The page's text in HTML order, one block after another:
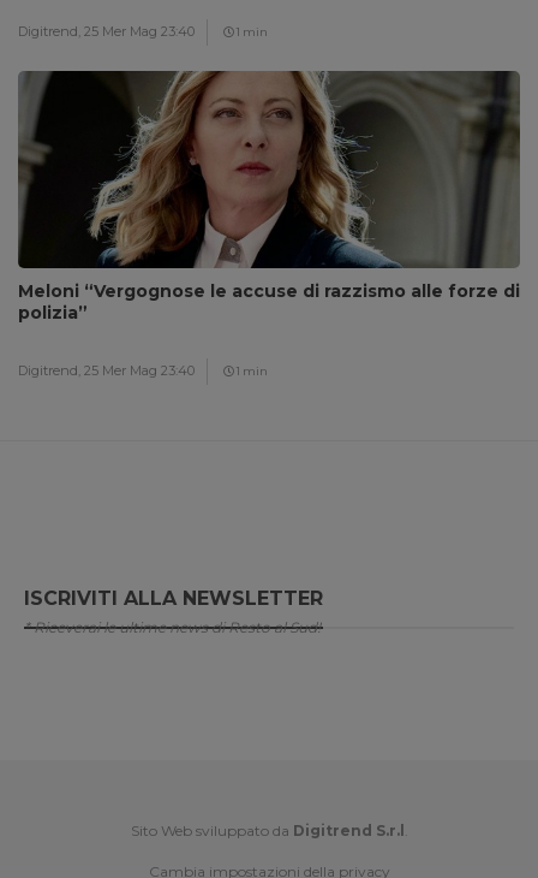
Digitrend, 25 Mer Mag 23:40 1 min
Meloni “Vergognose le accuse di razzismo alle forze di
polizia”
Digitrend, 25 Mer Mag 23:40 1 min
ISCRIVITI ALLA NEWSLETTER
* Riceverai le ultime news di Resto al Sud!
Sito Web sviluppato da Digitrend S.r.l .
Cambia impostazioni della privacy